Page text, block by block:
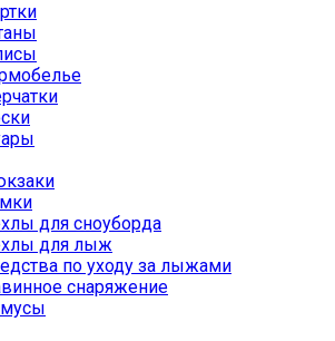
для сноуборда
для лыж
по уходу за лыжами
снаряжение